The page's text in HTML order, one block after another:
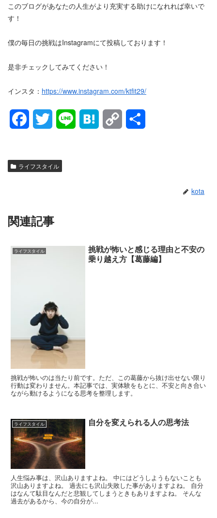
このブログがあなたの人生がより充実する助けになれれば幸いで
す！
僕の毎日の挑戦はInstagramにて投稿しております！
是非チェックしてみてください！
インスタ： https://www.instagram.com/ktfit29/
c
o
k
i
e
k
ライフスタイル
kota
関連記事
ライフスタイル
挑戦が怖いと感じる理由と不安の
乗り越え方【葛藤編】
挑戦が怖いのは当たり前です。ただ、この葛藤から抜け出せない限り
行動は変わりません。本記事では、実体験をもとに、不安と向き合い
ながら動けるようになる思考を整理します。
ライフスタイル 自分を変えられる人の思考法
人生悩み事は、沢山ありますよね。 中にはどうしようもないことも
沢山ありますよね。 過去にも沢山失敗した事がありますよね。 自分
はなんて駄目なんだと悲観してしまうときもありますよね。 そんな
過去があるから、今の自分が...